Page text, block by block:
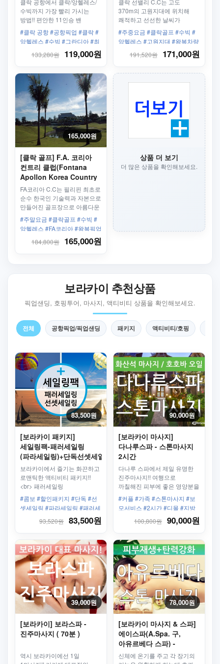
클락 공항에서 클락/앙헬레스/
수빅까지 가장 빨리 가시는
방법!! 편안한 11인승 밴
차량으로 공항에서 클락/
앙헬레스/수빅 호텔까지
안전하게 도착하세요!
#클락 공항 #공항픽업 #클락 #
앙헬레스 #수빅 #그란디아 #최
133,280원 119,000원
그린피 18홀 - 평일/주중
클락 선밸리 C.C는 고도
370m의 고원지대에 위치해
쾌적하고 선선한 날씨가
장점입니다.
#주중요금 #클락골프 #수빅 #
앙헬레스 #고원지대 #왕복차량
#앙헬레스골프 #팜팡가 골프
191,520원 171,000원
165,000원
[클락 골프] F.A. 코리아
컨트리 클럽(Fontana
Apollon Korea Country
Club) 왕복차량 + 그린피
바우처 18홀 - 주말
FA코리아 C.C는 필리핀 최초로
순수 한국인 기술력과 자본으로
만들어진 골프장으로 아름다운
자연환경과 좋은 조건을 가지고
있습니다.
#주말요금 #클락골프 #수빅 #
앙헬레스 #FA코리아 #왕복픽업
184,800원 165,000원
상품 더 보기
더 많은 상품을 확인해보세요.
보라카이 추천상품
픽업샌딩, 호핑투어, 마사지, 액티비티 상품을 확인해보세요.
전체 공항픽업/픽업샌딩 패키지 액티비티/호핑
83,500원
[보라카이 패키지]
세일링팩-패러세일링
(파라세일링)+단독선셋세일링
보라카이에서 즐기는 화끈하고
로맨틱한 액티비티 패키지!!
<br> 패러세일링
+단독선셋세일링
#콤보 #할인패키지 #단독 #선
셋세일링 #파라세일링 #패러세
일링 #낙하산 #왕복픽업샌딩 #
93,520원 83,500원
90,000원
[보라카이 마사지]
다나루스파 - 스톤마사지
2시간
다나루 스파에서 제일 유명한
진주마사지!! 여행으로
까칠해진 피부에 좋은 영양분을
공급해주세요!
#커플 #가족 #스톤마사지 #보
모서비스 #2시간 #디몰 #지방
분해 #피로회복 #노화관리
100,800원 90,000원
39,000원
[보라카이] 보라스파 -
진주마사지 ( 70분 )
역시 보라카이에선 1일
78,000원
[보라카이 마사지 & 스파]
에이스파(A.Spa. 구,
아유르베다 스파) -
스톤마사지
신체에 온기를 주고 각 장기의